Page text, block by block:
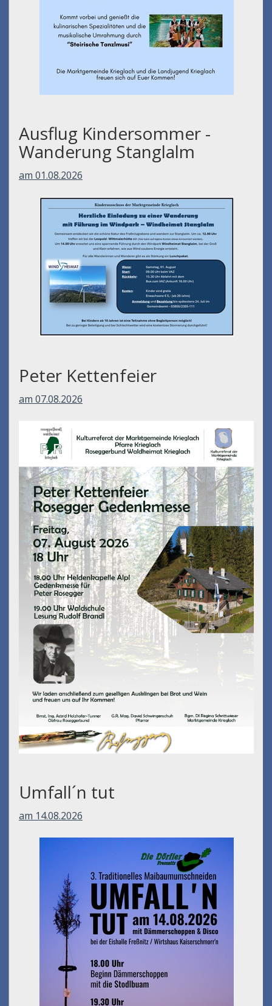
Ausflug Kindersommer -
Wanderung Stanglalm
am 01.08.2026
Peter Kettenfeier
am 07.08.2026
Umfall´n tut
am 14.08.2026